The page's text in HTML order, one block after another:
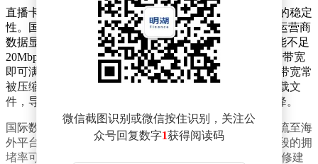
直播卡顿的症结往往不在带宽绝对值，而在于上行带宽的稳定
性。国内家庭宽带普遍存在"重下行轻上行"的特性，某运营商
数据显示，标称200Mbps的宽带套餐，实际上行速度可能不足
20Mbps。对于1080P高清直播而言，5-8Mbps的稳定上行带宽
即可满足需求，但办公室多设备共用网络时，实际可用带宽常
被压缩至临界值以下。某跨境电商团队曾因员工集体下载文
件，导致直播上行带宽骤降至3Mbps，画面质量急剧下降。
国际数据传输路径的复杂性构成另一重障碍。从国内推流至海
外平台需穿越多个国际网络节点，公共互联网在高峰时段的拥
堵率可达60%以上。某直播平台技术总监比喻："这就像修建
微信截图识别或微信按住识别，关注公
众号回复数字1获得阅读码